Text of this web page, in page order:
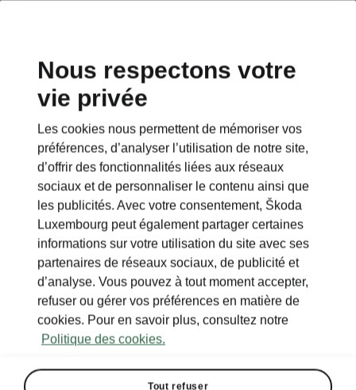
Nous respectons votre
vie privée
Les cookies nous permettent de mémoriser vos
préférences, d’analyser l’utilisation de notre site,
d’offrir des fonctionnalités liées aux réseaux
sociaux et de personnaliser le contenu ainsi que
les publicités. Avec votre consentement, Škoda
Luxembourg peut également partager certaines
informations sur votre utilisation du site avec ses
partenaires de réseaux sociaux, de publicité et
d’analyse. Vous pouvez à tout moment accepter,
refuser ou gérer vos préférences en matière de
cookies. Pour en savoir plus, consultez notre
Politique des cookies.
Tout refuser